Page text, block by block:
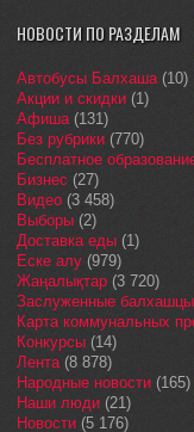
НОВОСТИ ПО РАЗДЕЛАМ
Автобусы Балхаша(10)
Акции и скидки (1)
Афиша(131)
Без рубрики (770)
Бесплатное
Бизнес (27)
Видео (3 458)
Выборы (2)
Доставка еды (1)
Еске алу (979)
Жаңалықтар (3 720)
Заслуженные балхашцы
Карта коммунальных
Конкурсы (14)
Лента(8 878)
Народные новости (165)
Наши люди (21)
Новости (5 176)